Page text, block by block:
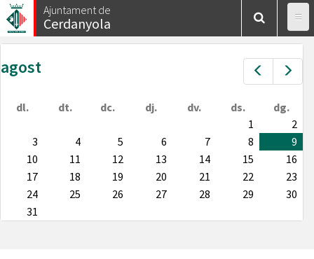
Vés
al
contingut
Ajuntament de
Cerdanyola
Prev
agost
dl. dt. dc. dj. dv. ds.
dg.
1
2
3
4 5 6 7 8
9
10
11 12 13 14 15
16
17
18 19 20 21 22
23
24
25 26 27 28 29
30
31